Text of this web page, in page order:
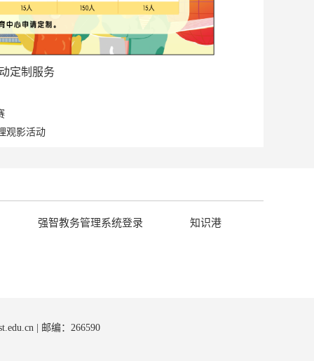
定制服务
观影活动
强智教务管理系统登录 知识港
| 邮编：266590